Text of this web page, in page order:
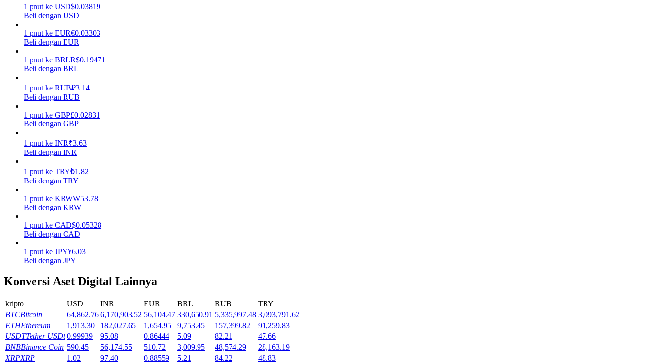
Strategi perdagangan
Menghasilkan
Babi Kekuatan
Dapatkan imbalan kompetitif setiap hari
1 pnut ke USD$0.03819
Beli dengan USD
1 pnut ke EUR€0.03303
Beli dengan EUR
1 pnut ke BRLR$0.19471
Beli dengan BRL
1 pnut ke RUB₽3.14
Beli dengan RUB
1 pnut ke GBP£0.02831
Beli dengan GBP
1 pnut ke INR₹3.63
Beli dengan INR
1 pnut ke TRY₺1.82
Beli dengan TRY
1 pnut ke KRW₩53.78
Beli dengan KRW
1 pnut ke CAD$0.05328
Beli dengan CAD
1 pnut ke JPY¥6.03
Beli dengan JPY
Konversi Aset Digital Lainnya
kripto USD INR EUR BRL RUB
TRY
BTCBitcoin 64,862.76 6,170,903.52 56,104.47 330,650.91 5,335,997.48 3,093,791.62
ETHEthereum 1,913.30 182,027.65 1,654.95 9,753.45 157,399.82
91,259.83
USDTTether USDt 0.99939 95.08 0.86444 5.09 82.21
47.66
BNBBinance Coin 590.45 56,174.55 510.72 3,009.95 48,574.29
28,163.19
XRPXRP 1.02 97.40 0.88559 5.21 84.22
48.83